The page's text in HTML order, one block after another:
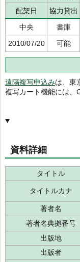
配架日
協力貸出
中央
書庫
2010/07/20
可能
遠隔複写申込みは、東
複写カート機能には、
資料詳細
タイトル
タイトルカナ
著者名
著者名典拠番号
出版地
出版者